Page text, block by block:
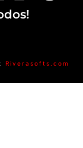
Riverasofts.com